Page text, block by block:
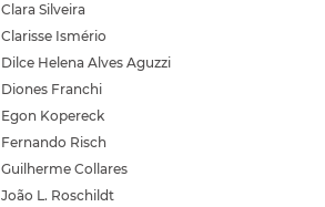
Clara Silveira
Clarisse Ismério
Dilce Helena Alves Aguzzi
Diones Franchi
Egon Kopereck
Fernando Risch
Guilherme Collares
João L. Roschildt